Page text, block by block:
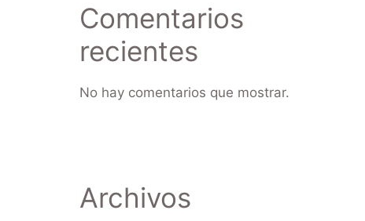
Comentarios
recientes
No hay comentarios que mostrar.
Archivos